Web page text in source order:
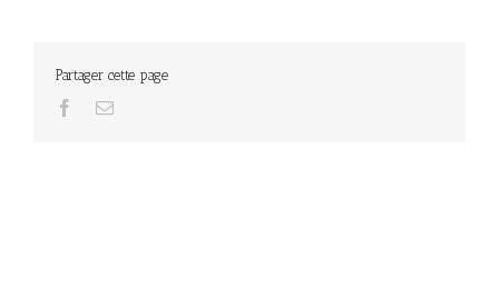
Partager cette page